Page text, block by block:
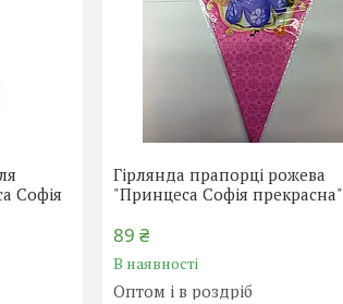
Софія
Гірлянда прапорці рожева
"Принцеса Софія прекрасна"
89 ₴
В наявності
Оптом і в роздріб